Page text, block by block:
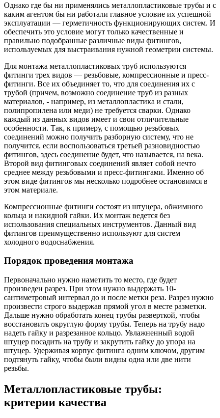
Однако где бы ни применялись металлопластиковые трубы и с
каким агентом бы ни работали главное условие их успешной
эксплуатации — герметичность функционирующих систем. И
обеспечить это условие могут только качественные и
правильно подобранные различные виды фитингов,
используемых для выстраивания нужной геометрии системы.
Для монтажа металлопластиковых труб используются
фитинги трех видов — резьбовые, компрессионные и пресс-
фитинги. Все их объединяет то, что для соединения их с
трубой (причем, возможно соединение труб из разных
материалов, - например, из металлопластика и стали,
полипропилена или меди) не требуется сварки. Однако
каждый из данных видов имеет и свои отличительные
особенности. Так, к примеру, с помощью резьбовых
соединений можно получить разборную систему, что не
получится, если воспользоваться третьей разновидностью
фитингов, здесь соединение будет, что называется, на века.
Второй вид фитинговых соединений являет собой нечто
среднее между резьбовыми и пресс-фитингами. Именно об
этом виде фитингов мы несколько подробнее остановимся в
этом материале.
Компрессионные фитинги состоят из штуцера, обжимного
кольца и накидной гайки. Их монтаж ведется без
использования специальных инструментов. Данный вид
фитингов преимущественно используют для систем
холодного водоснабжения.
Порядок проведения монтажа
Первоначально нужно наметить то место, где будет
произведен разрез. При этом нужно выдержать 10-
сантиметровый интервал до и после метки реза. Разрез нужно
произвести строго выдержав прямой угол в месте разметки.
Дальше нужно обработать конец трубы разверткой, чтобы
восстановить округлую форму трубы. Теперь на трубу надо
надеть гайку и разрезанное кольцо. Увлажненный водой
штуцер посадить на трубу и закрутить гайку до упора на
штуцер. Удерживая корпус фитинга одним ключом, другим
подтянуть гайку, чтобы были видны одна или две нити
резьбы.
Металлопластиковые трубы:
критерии качества